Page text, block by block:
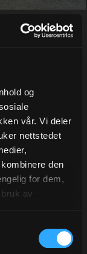
og
vår. Vi deler
nettstedet
den
for dem,
av